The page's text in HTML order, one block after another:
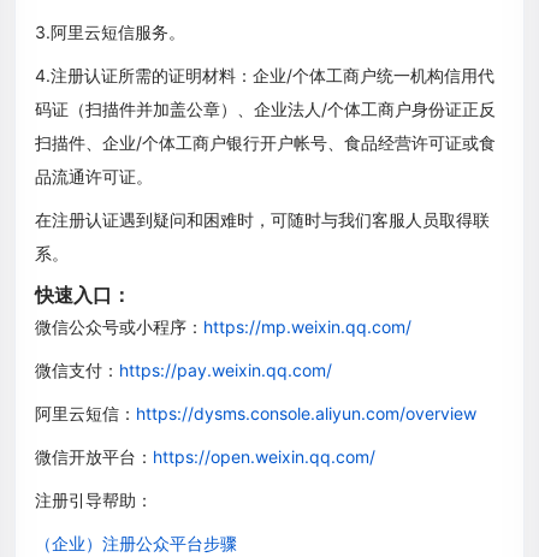
3.阿里云短信服务。
4.注册认证所需的证明材料：企业/个体工商户统一机构信用代
码证（扫描件并加盖公章）、企业法人/个体工商户身份证正反
扫描件、企业/个体工商户银行开户帐号、食品经营许可证或食
品流通许可证。
在注册认证遇到疑问和困难时，可随时与我们客服人员取得联
系。
快速入口：
微信公众号或小程序： https://mp.weixin.qq.com/
微信支付： https://pay.weixin.qq.com/
阿里云短信： https://dysms.console.aliyun.com/overview
微信开放平台： https://open.weixin.qq.com/
注册引导帮助：
（企业）注册公众平台步骤